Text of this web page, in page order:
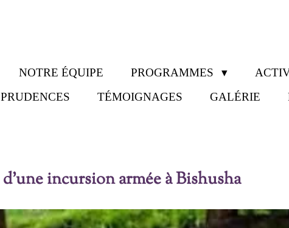
NOTRE ÉQUIPE PROGRAMMES
TÉMOIGNAGES GALÉRIE
incursion armée à Bishusha